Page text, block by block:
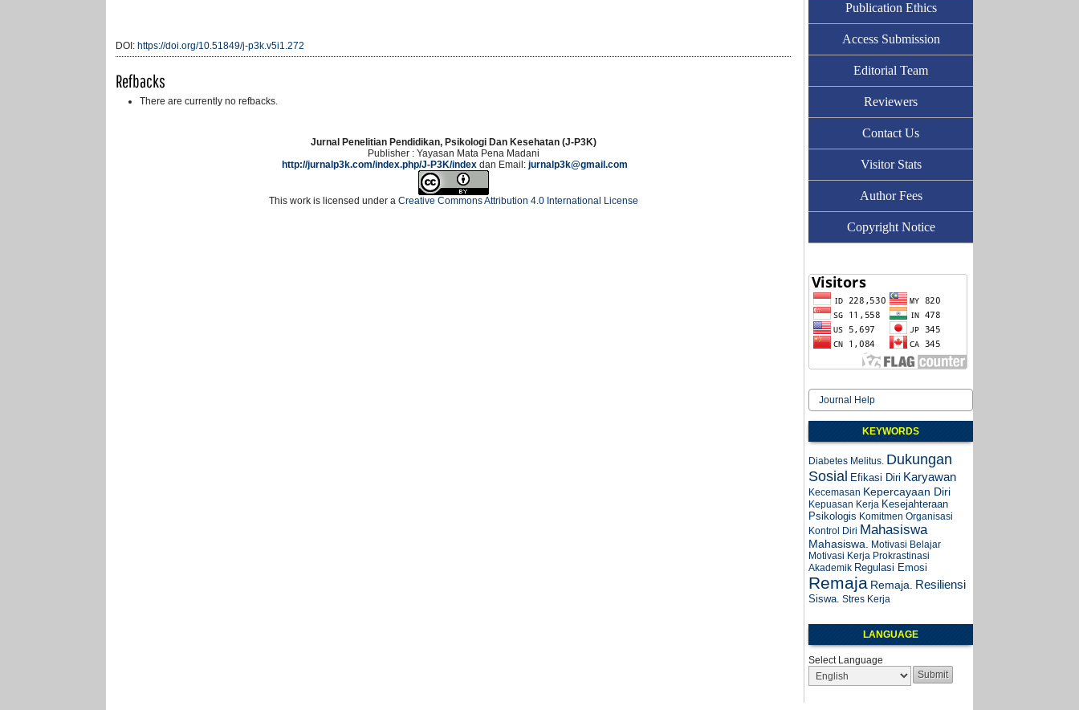
Publication Ethics
Access Submission
Editorial Team
Reviewers
Contact Us
Visitor Stats
Author Fees
Copyright Notice
Journal Help
KEYWORDS
Diabetes Melitus. Dukungan
Sosial Efikasi Diri Karyawan
Kecemasan Kepercayaan Diri
Kepuasan Kerja Kesejahteraan
Psikologis Komitmen Organisasi
Kontrol Diri Mahasiswa
Mahasiswa. Motivasi Belajar
Motivasi Kerja Prokrastinasi
Akademik Regulasi Emosi
Remaja Remaja. Resiliensi
Siswa. Stres Kerja
LANGUAGE
Select Language
DOI: https://doi.org/10.51849/j-p3k.v5i1.272
Refbacks
There are currently no refbacks.
Jurnal Penelitian Pendidikan, Psikologi Dan Kesehatan (J-P3K)
Publisher : Yayasan Mata Pena Madani
http://jurnalp3k.com/index.php/J-P3K/indexdan Email: jurnalp3k@gmail.com
This work is licensed under a Creative Commons Attribution 4.0 International License